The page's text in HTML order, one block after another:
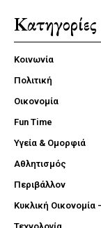
Κατηγορίες
Κοινωνία
Πολιτική
Οικονομία
Fun Time
Υγεία & Ομορφιά
Αθλητισμός
Περιβάλλον
Κυκλική